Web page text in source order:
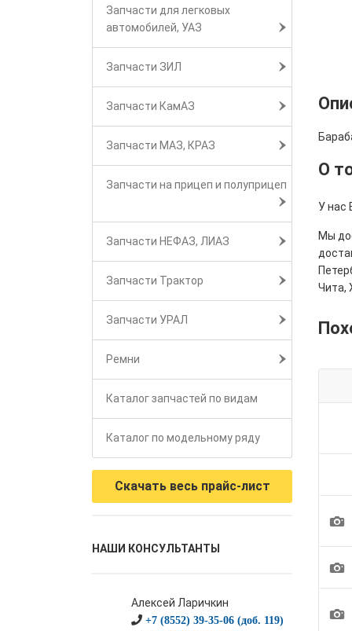
Запчасти для легковых
автомобилей, УАЗ
Запчасти ЗИЛ
Запчасти КамАЗ
Запчасти МАЗ, КРАЗ
Запчасти на прицеп и полуприцеп
Запчасти НЕФАЗ, ЛИАЗ
Запчасти Трактор
Запчасти УРАЛ
Ремни
Каталог запчастей по видам
Каталог по модельному ряду
Скачать весь прайс-лист
НАШИ КОНСУЛЬТАНТЫ
Алексей Ларичкин
+7 (8552) 39-35-06 (доб. 119)
О
У нас
Мы
Чита,
1
1
1